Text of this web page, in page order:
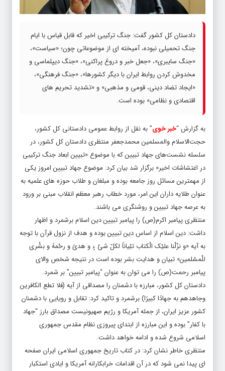
جنگ تحمیلی نبوده، آمیخته ای از موضوعاتی چون؛ «سیاست»،
«جنگ سایبری»، «جعل خبر و دروغ پراکنی»، «جنگ دیپلماسی و
مخدوش کردن روابط ایران با دیگر کشورها»، «جنگ فرهنگی»،
«ایجاد تضاد دینی، قومی و مذهبی» و «تشدید تحریم های
اقتصادی و نظامی» بوده است.
به گزارش “
حجت‌الاسلام والمسلمین محمدجعفر منتظری دادستان کل کشور، در
سلسله نشست‌های جهاد تبیین که با موضوع «تبیین ابعاد جنگ ترکیبی
در اغتشاشات اخیر» برگزار شد بیان کرد: موضوع جهاد تبیین امروز یکی
از مهمترین مسائل روز جامعه بوده و مبلغان و طلاب حوزه های علمیه به
عنوان طلایه داران این امر، مورد خطاب رهبر معظم انقلاب مبنی بر ورود
به عرصه جهاد تبیین و روشنگری می باشند.
منتظری پیامبر اکرم(ص) را پیامبر تبیین دین اسلام برشمرد و اظهار
داشت: دین اسلام از اساس دین تبیین بوده و هدف از نزول قرآن با توجه
به آیه «و نزّلْنا علیْک الْکتاب تبْیاناً لکلّ شیْ ءٍ و هدیً و رحْمهً و بشْری
للْمسْلمین» تبیان و هدایت بشر بوده است در نتیجه شخص والای
پیامبر رحمت(ص) را می توان به عنوان “پیامبر تبیین” بر شمرد.
دادستان کل کشور، مبارزه با دشمنان را مصداقی از آیه (فلا تطع الکافرین
وجاهدهم به جهادًا کبیرًا) برشمرد و تاکید کرد: تقابل و رویایی با دشمنان
کشور عزیز ایران، از جمله آمریکا و رژیم صهیونیست مصداق بارز “جهاد
با کفار” بوده و این مبارزه از ابتدای پیروزی نظام مقدس جمهوری
اسلامی شروع شده و ادامه خواهد داشت.
منتظری خاطر نشان کرد: در کتاب تاریخ جمهوری اسلامی ایران صفحه
ای پیدا نمی شود که در آن اقدامات خرابکارانه آمریکا و ایادی استکبار
مشهود نباشد. هر روز با روشی نو و سبکی جدید در پی ضربه زدن به